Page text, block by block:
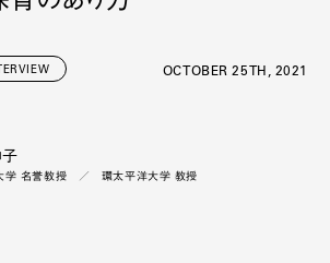
OCTOBER 25TH, 2021
学 名誉教授 ／ 環太平洋大学 教授